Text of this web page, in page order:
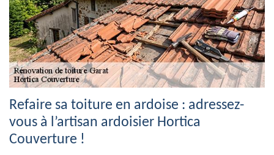
Refaire sa toiture en ardoise : adressez-
vous à l’artisan ardoisier Hortica
Couverture !